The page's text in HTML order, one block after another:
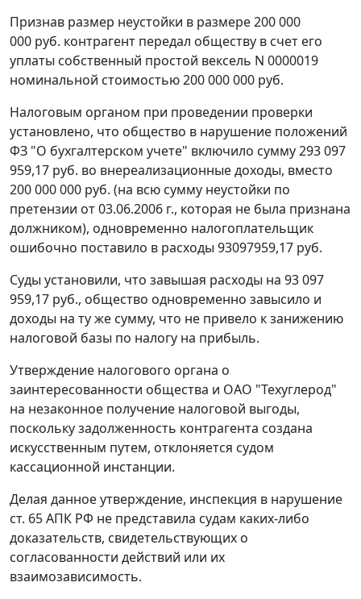
Признав размер неустойки в размере 200 000
000 руб. контрагент передал обществу в счет его
уплаты собственный простой вексель N 0000019
номинальной стоимостью 200 000 000 руб.
Налоговым органом при проведении проверки
установлено, что общество в нарушение положений
ФЗ "О бухгалтерском учете" включило сумму 293 097
959,17 руб. во внереализационные доходы, вместо
200 000 000 руб. (на всю сумму неустойки по
претензии от 03.06.2006 г., которая не была признана
должником), одновременно налогоплательщик
ошибочно поставило в расходы 93097959,17 руб.
Суды установили, что завышая расходы на 93 097
959,17 руб., общество одновременно завысило и
доходы на ту же сумму, что не привело к занижению
налоговой базы по налогу на прибыль.
Утверждение налогового органа о
заинтересованности общества и ОАО "Техуглерод"
на незаконное получение налоговой выгоды,
поскольку задолженность контрагента создана
искусственным путем, отклоняется судом
кассационной инстанции.
Делая данное утверждение, инспекция в нарушение
ст. 65АПК РФ не представила судам каких-либо
доказательств, свидетельствующих о
согласованности действий или их
взаимозависимость.